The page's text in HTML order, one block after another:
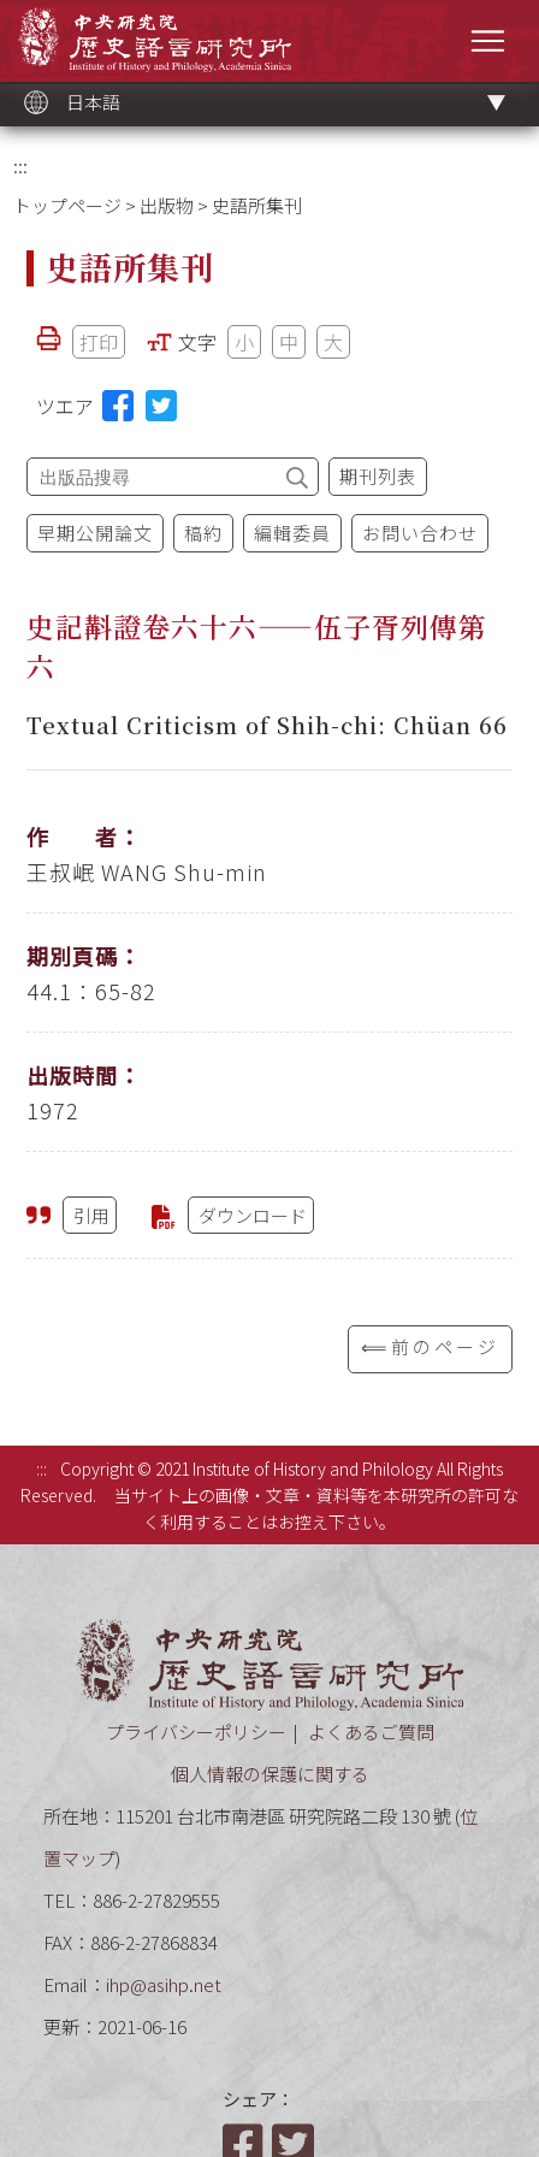
ッ
ク
日本語
:::
トップページ > 出版物 > 史語所集刊
史語所集刊
打印 文字 小 中 大
ツエア
期刊列表
早期公開論文 稿約 編輯委員 お問い合わせ
史記斠證卷六十六——伍子胥列傳第
六
Textual Criticism of Shih-chi: Chüan 66
作 者：
王叔岷 WANG Shu-min
期別頁碼：
44.1：65-82
出版時間：
1972
引用 ダウンロード
⟸前のページ
:::
Copyright © 2021 Institute of History and Philology All Rights
Reserved.
当サイト上の画像・文章・資料等を本研究所の許可な
く利用することはお控え下さい。
プライバシーポリシー
よくあるご質問
個人情報の保護に関する
所在地：115201 台北市南港區 研究院路二段 130 號 (位
置マップ)
TEL：886-2-27829555
FAX：886-2-27868834
Email： ihp@asihp.net
更新：2021-06-16
シェア：
Facebook